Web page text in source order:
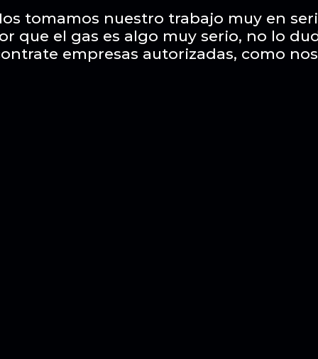
tomamos nuestro trabajo muy en
que el gas es algo muy serio, no lo
empresas autorizadas, como